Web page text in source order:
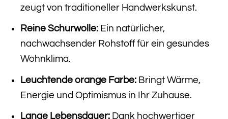
zeugt von traditioneller Handwerkskunst.
Reine Schurwolle:Ein natürlicher,
nachwachsender Rohstoff für ein gesundes
Wohnklima.
Leuchtende orange Farbe:Bringt Wärme,
Energie und Optimismus in Ihr Zuhause.
Lange Lebensdauer:Dank hochwertiger